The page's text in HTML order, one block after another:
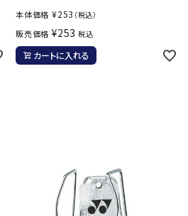
本体価格 ¥253 （税込）
販売価格 ¥253 税込
カートに入れる